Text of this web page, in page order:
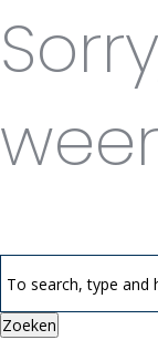
Zoeken